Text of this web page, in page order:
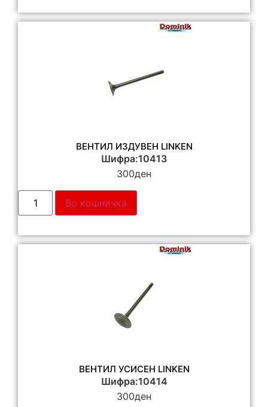
ВЕНТИЛ ИЗДУВЕН LINKEN
Шифра:10413
300ден
Во кошничка
ВЕНТИЛ УСИСЕН LINKEN
Шифра:10414
300ден